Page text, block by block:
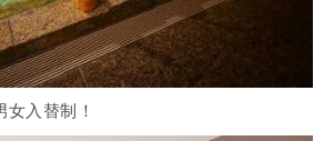
入替制！